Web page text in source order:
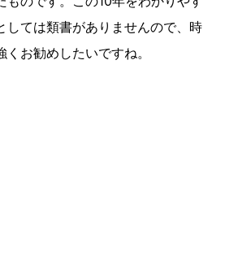
しては類書がありませんので、時
お勧めしたいですね。